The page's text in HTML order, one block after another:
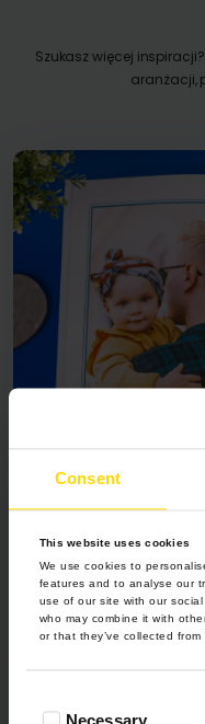
Consent
This website uses cookies
We use cookies to
features and to analyse our
use of our site with our
who may combine it with
or that they’ve collected
Szukasz więcej
aranżacji,
Prezent dla
Sprawdź